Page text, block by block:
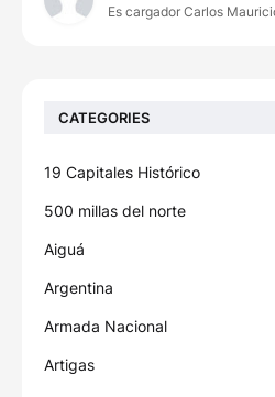
Es cargador Carlos
CATEGORIES
19 Capitales Histórico
500 millas del norte
Aiguá
Argentina
Armada Nacional
Artigas